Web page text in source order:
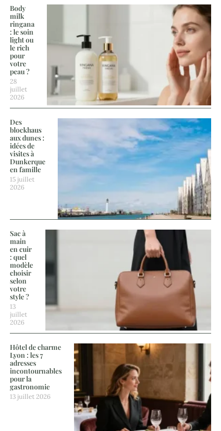
Body
milk
ringana
: le soin
light ou
le rich
pour
votre
peau ?
28
juillet
2026
Des
blockhaus
aux dunes :
idées de
visites à
Dunkerque
en famille
15 juillet
2026
Sac à
main
en cuir
: quel
modèle
choisir
selon
votre
style ?
13
juillet
2026
Hôtel de charme
Lyon : les 7
adresses
incontournables
pour la
gastronomie
13 juillet 2026